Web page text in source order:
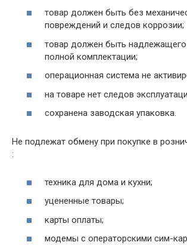
товар должен быть без
повреждений и следов коррозии;
товар должен быть надлежащего
полной комплектации;
операционная система не
на товаре нет следов
сохранена заводская упаковка.
Не подлежат обмену при покупке в
:
техника для дома и кухни;
уцененные товары;
карты оплаты;
модемы с операторскими сим-